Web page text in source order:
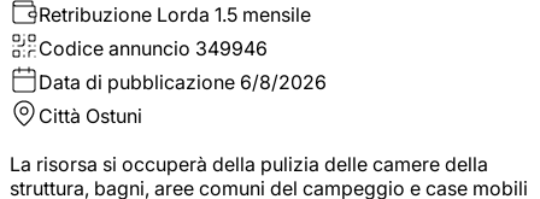
Retribuzione Lorda 1.5 mensile
Codice annuncio 349946
Data di pubblicazione 6/8/2026
Città Ostuni
La risorsa si occuperà della pulizia delle camere della
struttura, bagni, aree comuni del campeggio e case mobili